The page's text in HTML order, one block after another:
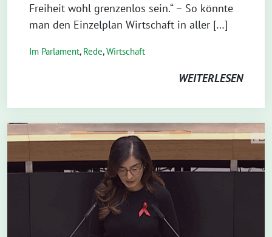
Freiheit wohl grenzenlos sein.“ – So könnte
man den Einzelplan Wirtschaft in aller […]
Im Parlament, Rede,Wirtschaft
WEITERLESEN